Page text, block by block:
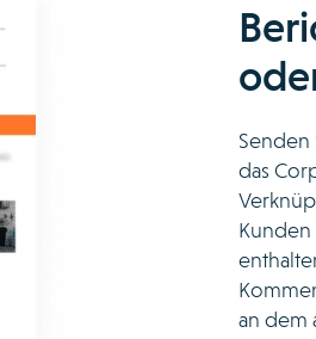
Senden
das
an dem